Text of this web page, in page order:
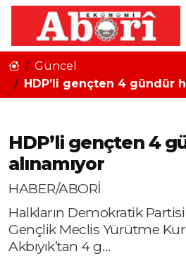
Güncel
HDP’li gençten 4 gündür
HDP’li gençten 4
alınamıyor
HABER/ABORİ
Halkların Demokratik
Gençlik Meclis Yürütme
Akbıyık’tan 4 g…